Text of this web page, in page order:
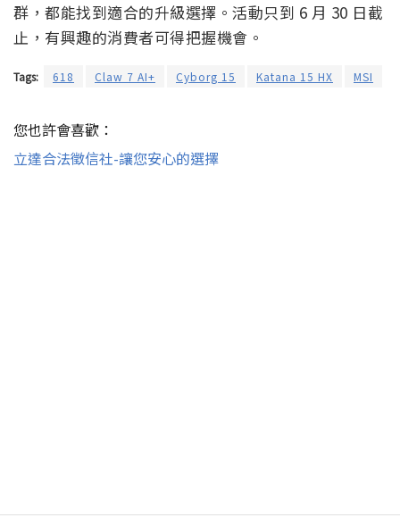
群，都能找到適合的升級選擇。活動只到 6 月 30 日截
止，有興趣的消費者可得把握機會。
Tags: 618 Claw 7 AI+ Cyborg 15 Katana 15 HX MSI
您也許會喜歡：
立達合法徵信社-讓您安心的選擇